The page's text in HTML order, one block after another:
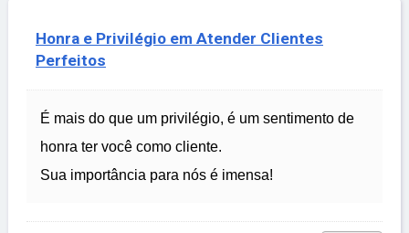
Honra e Privilégio em Atender Clientes
Perfeitos
É mais do que um privilégio, é um sentimento de
honra ter você como cliente.
Sua importância para nós é imensa!